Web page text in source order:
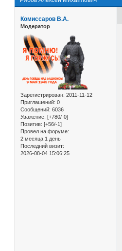
Комиссаров В.А.
Модератор
Зарегистрирован: 2011-11-12
Приглашений: 0
Сообщений: 6036
Уважение: [+780/-0]
Позитив: [+56/-1]
Провел на форуме:
2 месяца 1 день
Последний визит:
2026-08-04 15:06:25